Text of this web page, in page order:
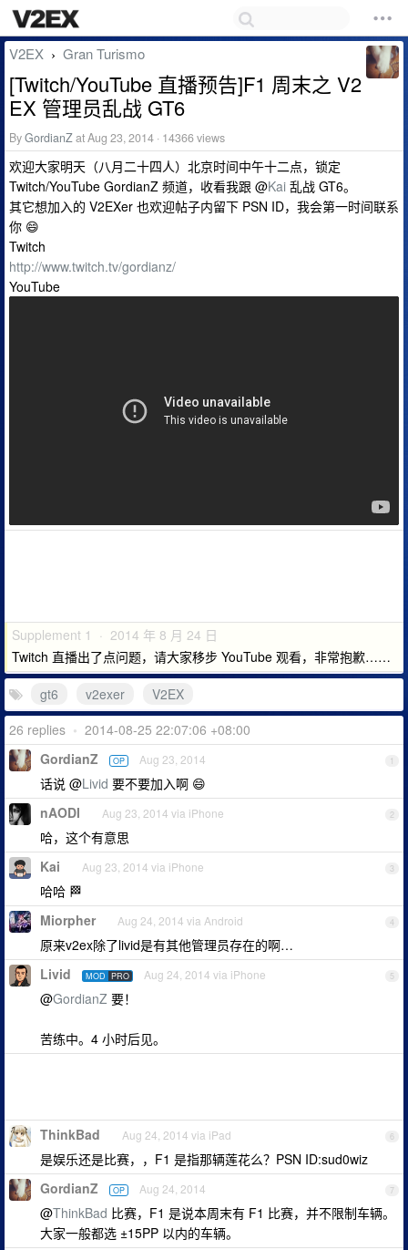
V2EX › Gran Turismo
[Twitch/YouTube 直播预告]F1 周末之 V2
EX 管理员乱战 GT6
ByGordianZat Aug 23, 2014 · 14366 views
欢迎大家明天（八月二十四人）北京时间中午十二点，锁定
Twitch/YouTube GordianZ 频道，收看我跟 @Kai 乱战 GT6。
其它想加入的 V2EXer 也欢迎帖子内留下 PSN ID，我会第一时间联系
你 😄
Twitch
http://www.twitch.tv/gordianz/
YouTube
Supplement 1 · 2014 年 8 月 24 日
Twitch 直播出了点问题，请大家移步 YouTube 观看，非常抱歉……
gt6 v2exer
V2EX
26 replies • 2014-08-25 22:07:06 +08:00
1
GordianZ OP Aug 23, 2014
话说 @Livid 要不要加入啊 😄
2
nAODI Aug 23, 2014 via iPhone
哈，这个有意思
3
Kai Aug 23, 2014 via iPhone
哈哈 🏁
4
Miorpher Aug 24, 2014 via Android
原来v2ex除了livid是有其他管理员存在的啊…
5
Livid MOD PRO Aug 24, 2014 via iPhone
@GordianZ 要！
苦练中。4 小时后见。
6
ThinkBad Aug 24, 2014 via iPad
是娱乐还是比赛，，F1 是指那辆莲花么？PSN ID:sud0wiz
7
GordianZ OP Aug 24, 2014
@ThinkBad 比赛，F1 是说本周末有 F1 比赛，并不限制车辆。
大家一般都选 ±15PP 以内的车辆。